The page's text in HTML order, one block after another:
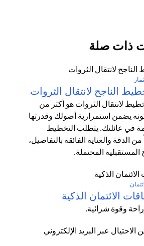
ذات صلة
الناجح لانتقال الثروات
لانتقال الثروات هو أكثر من
يضمن استمرارية أصولك وقدرتها
في عائلتك. يتطلب التخطيط
الدقة والعناية الفائقة بالتفاصيل،
المستقبلية المحتملة.
الائتمان الذكية
وقوة شرائية.